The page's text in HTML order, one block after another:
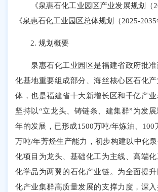
《泉惠石化工业园区产业发展规划（
《泉惠石化工业园区总体规划（2025-2035
2. 规划概要
泉惠石化工业园区是福建省政府批准
化基地重要组成部分、海丝核心区石化
体，也是福建省十大新增长区和千亿产
坚持以“立龙头、铸链条、建集群”为发
年的发展，已形成1500万吨/年炼油、100
万吨/年芳烃生产能力，初步构建以中化
化项目为龙头、基础化工为主线、高端
化学品为两翼的石化产业链。为全面提
化产业集群高质量发展的支撑力度，深